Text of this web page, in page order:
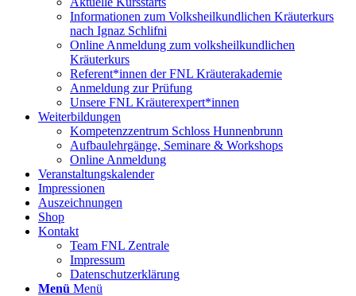
Informationen zum Volksheilkundlichen Kräuterkurs
nach Ignaz Schlifni
Online Anmeldung zum volksheilkundlichen
Kräuterkurs
Referent*innen der FNL Kräuterakademie
Anmeldung zur Prüfung
Unsere FNL Kräuterexpert*innen
Weiterbildungen
Kompetenzzentrum Schloss Hunnenbrunn
Aufbaulehrgänge, Seminare & Workshops
Online Anmeldung
Veranstaltungskalender
Impressionen
Auszeichnungen
Shop
Kontakt
Team FNL Zentrale
Impressum
Datenschutzerklärung
Menü Menü